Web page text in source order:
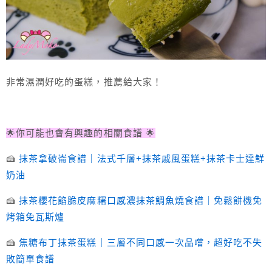
非常濕潤好吃的蛋糕，推薦給大家！
🌟你可能也會有興趣的相關食譜 🌟
🍰抹茶拿破崙食譜｜法式千層+抹茶戚風蛋糕+抹茶卡士達鮮
奶油
🍰抹茶櫻花餡脆皮麻糬口感濃抹茶鯛魚燒食譜｜免鬆餅機免
烤箱免瓦斯爐
🍰焦糖布丁抹茶蛋糕｜三層不同口感一次品嚐，超好吃不失
敗簡單食譜